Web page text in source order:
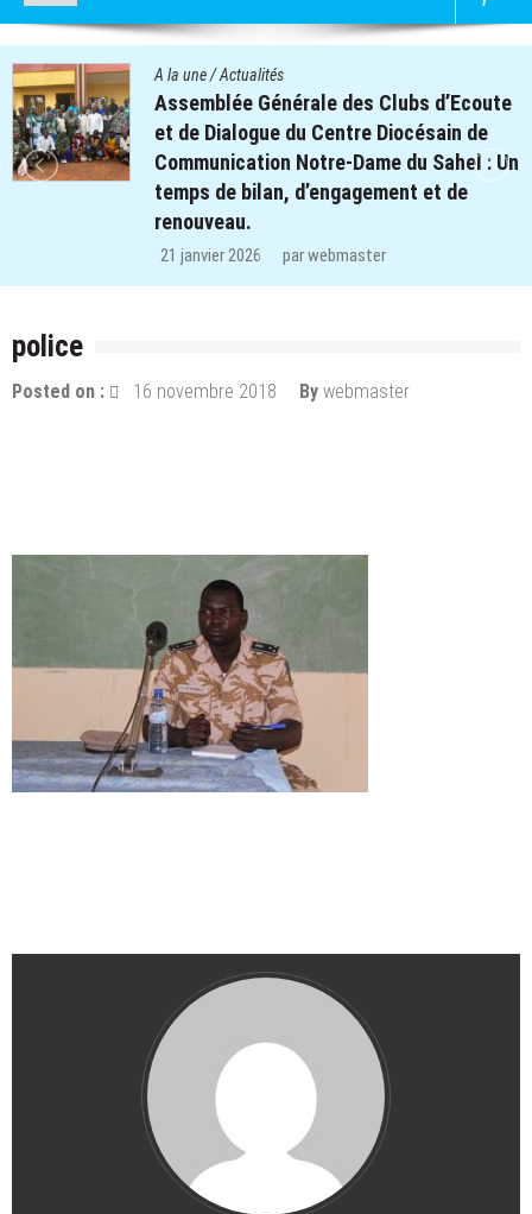
des Clubs d’Ecoute
Diocésain de
Dame du Sahel : Un
et de
Quatre cent
des clubs
retrouvent le
régions de
police
Posted on : 16 novembre 2018 By webmaster